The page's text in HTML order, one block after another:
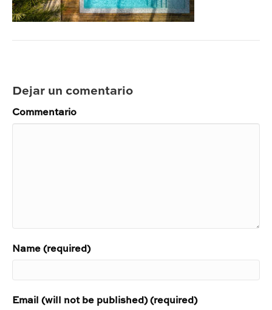
Dejar un comentario
Commentario
Name (required)
Email (will not be published) (required)